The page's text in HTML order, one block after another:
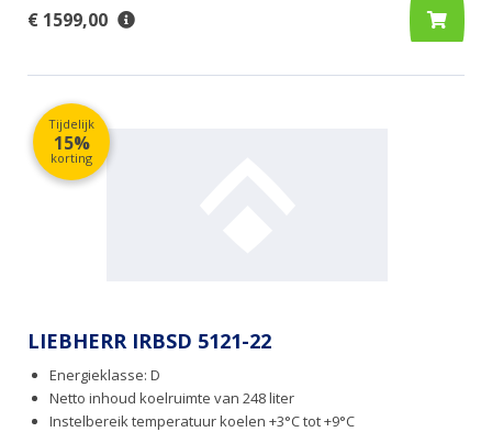
€ 1599,00
Tijdelijk
15%
korting
LIEBHERR IRBSD 5121-22
Energieklasse: D
Netto inhoud koelruimte van 248 liter
Instelbereik temperatuur koelen +3°C tot +9°C